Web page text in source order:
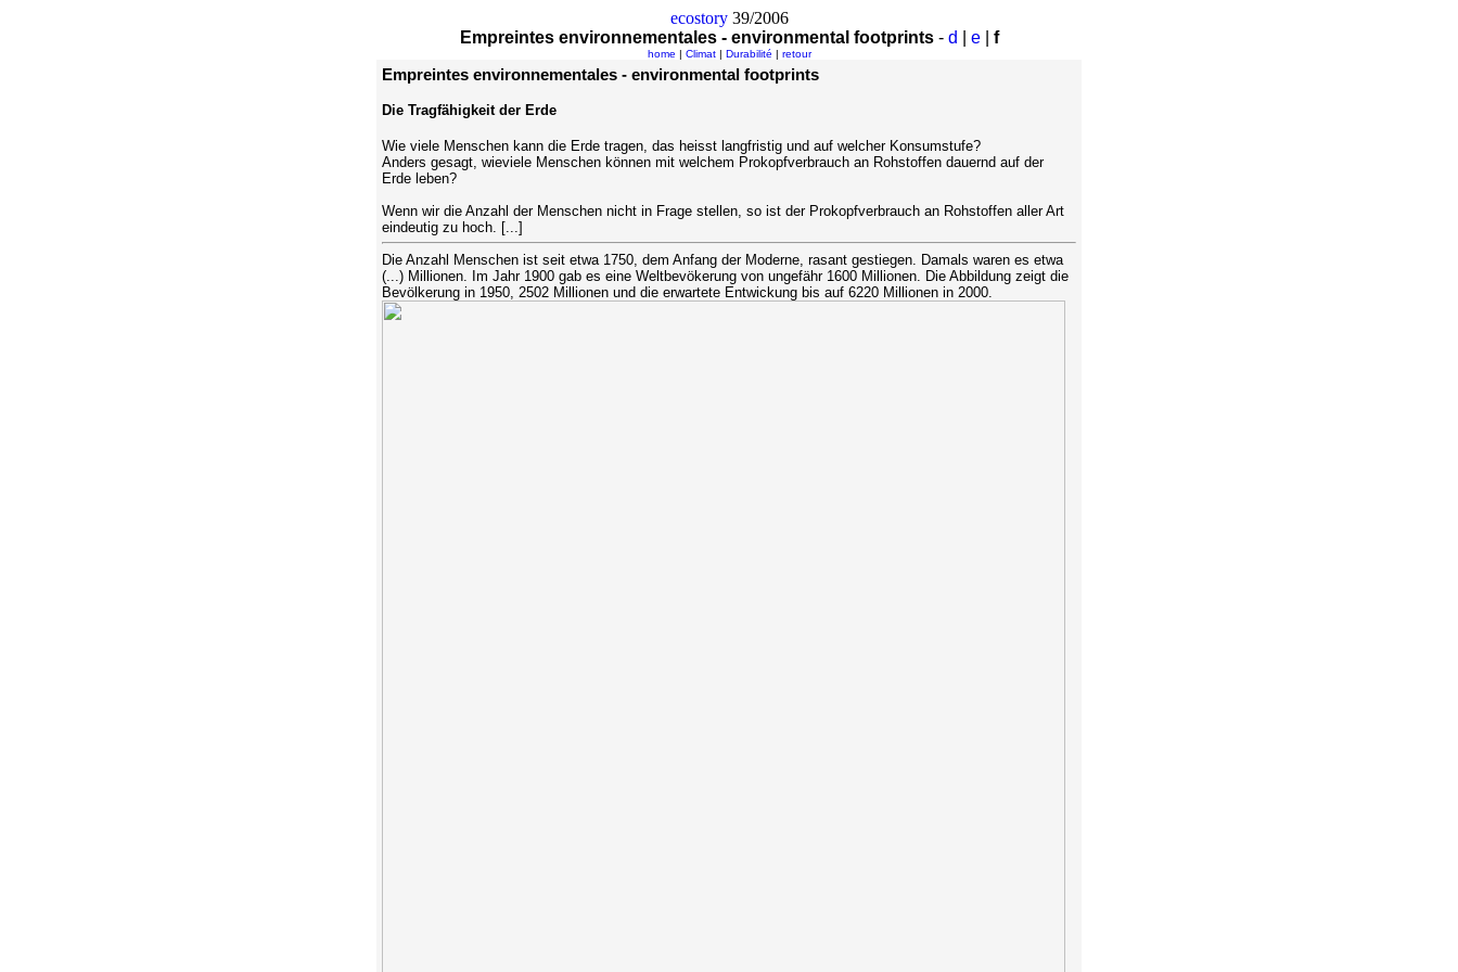
ecostory39/2006
Empreintes environnementales - environmental footprints- d e| f
home | Climat| Durabilité | retour
Empreintes environnementales - environmental footprints
Die Tragfähigkeit der Erde
Wie viele Menschen kann die Erde tragen, das heisst langfristig und auf welcher Konsumstufe?
Anders gesagt, wieviele Menschen können mit welchem Prokopfverbrauch an Rohstoffen dauernd auf der
Erde leben?
Wenn wir die Anzahl der Menschen nicht in Frage stellen, so ist der Prokopfverbrauch an Rohstoffen aller Art
eindeutig zu hoch. [...]
Die Anzahl Menschen ist seit etwa 1750, dem Anfang der Moderne, rasant gestiegen. Damals waren es etwa
(...) Millionen. Im Jahr 1900 gab es eine Weltbevökerung von ungefähr 1600 Millionen. Die Abbildung zeigt die
Bevölkerung in 1950, 2502 Millionen und die erwartete Entwickung bis auf 6220 Millionen in 2000.